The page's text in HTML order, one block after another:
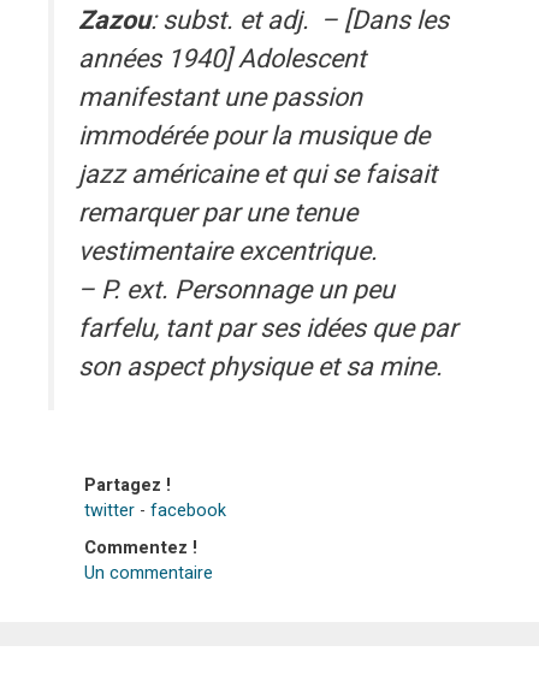
Zazou: subst. et adj. – [Dans les
années 1940] Adolescent
manifestant une passion
immodérée pour la musique de
jazz américaine et qui se faisait
remarquer par une tenue
vestimentaire excentrique.
– P. ext. Personnage un peu
farfelu, tant par ses idées que par
son aspect physique et sa mine.
Partagez !
twitter - facebook
Commentez !
Un commentaire